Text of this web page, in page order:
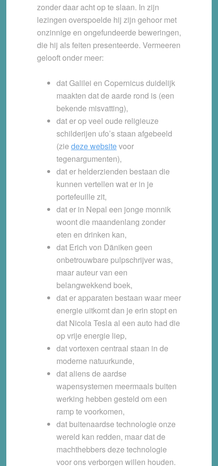
zonder daar acht op te slaan. In zijn
lezingen overspoelde hij zijn gehoor met
onzinnige en ongefundeerde beweringen,
die hij als feiten presenteerde. Vermeeren
gelooft onder meer:
dat Galilei en Copernicus duidelijk
maakten dat de aarde rond is (een
bekende misvatting),
dat er op veel oude religieuze
schilderijen ufo’s staan afgebeeld
(zie deze websitevoor
tegenargumenten),
dat er helderzienden bestaan die
kunnen vertellen wat er in je
portefeuille zit,
dat er in Nepal een jonge monnik
woont die maandenlang zonder
eten en drinken kan,
dat Erich von Däniken geen
onbetrouwbare pulpschrijver was,
maar auteur van een
belangwekkend boek,
dat er apparaten bestaan waar meer
energie uitkomt dan je erin stopt en
dat Nicola Tesla al een auto had die
op vrije energie liep,
dat vortexen centraal staan in de
moderne natuurkunde,
dat aliens de aardse
wapensystemen meermaals buiten
werking hebben gesteld om een
ramp te voorkomen,
dat buitenaardse technologie onze
wereld kan redden, maar dat de
machthebbers deze technologie
voor ons verborgen willen houden.